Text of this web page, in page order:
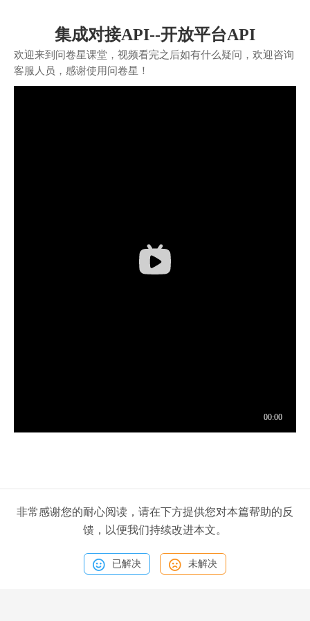
集成对接API--开放平台API
欢迎来到问卷星课堂，视频看完之后如有什么疑问，欢迎咨询
客服人员，感谢使用问卷星！
非常感谢您的耐心阅读，请在下方提供您对本篇帮助的反
馈，以便我们持续改进本文。
已解决 未解决